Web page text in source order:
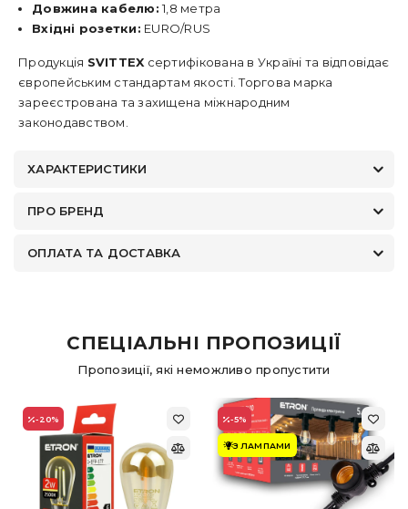
Довжина кабелю: 1,8 метра
Вхідні розетки: EURO/RUS
Продукція SVITTEX сертифікована в Україні та відповідає
європейським стандартам якості. Торгова марка
зареєстрована та захищена міжнародним
законодавством.
ХАРАКТЕРИСТИКИ
ПРО БРЕНД
ОПЛАТА ТА ДОСТАВКА
СПЕЦІАЛЬНІ ПРОПОЗИЦІЇ
Пропозиції, які неможливо пропустити
-20% -5%
З ЛАМПАМИ